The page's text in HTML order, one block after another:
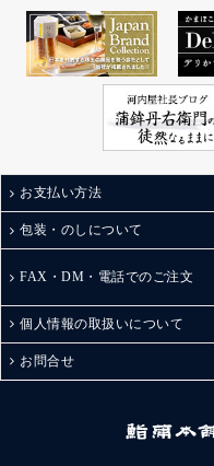
お支払い方法
包装・のしについて
FAX・DM・電話でのご注文
個人情報の取扱いについて
お問合せ